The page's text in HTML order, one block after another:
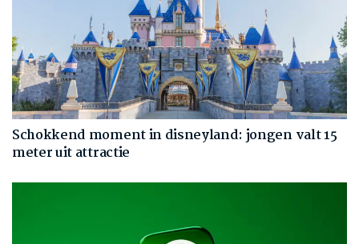
Schokkend moment in disneyland: jongen valt 15
meter uit attractie